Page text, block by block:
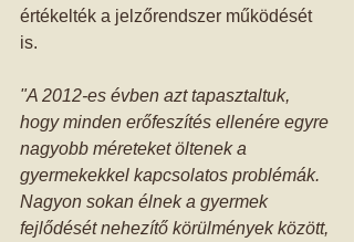
értékelték a jelzőrendszer működését
is.
"A 2012-es évben azt tapasztaltuk,
hogy minden erőfeszítés ellenére egyre
nagyobb méreteket öltenek a
gyermekekkel kapcsolatos problémák.
Nagyon sokan élnek a gyermek
fejlődését nehezítő körülmények között,